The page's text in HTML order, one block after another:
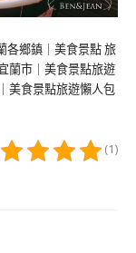
各鄉鎮｜美食景點 旅
蘭市｜美食景點旅遊
美食景點旅遊懶人包
(1)